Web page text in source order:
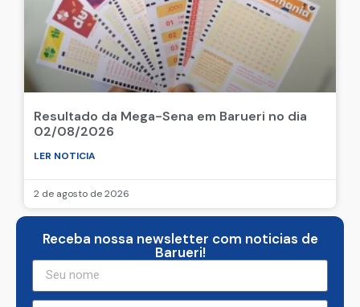
Resultado da Mega-Sena em Barueri no dia
02/08/2026
LER NOTICIA
2 de agosto de 2026
Receba nossa newsletter com noticias de
Barueri!